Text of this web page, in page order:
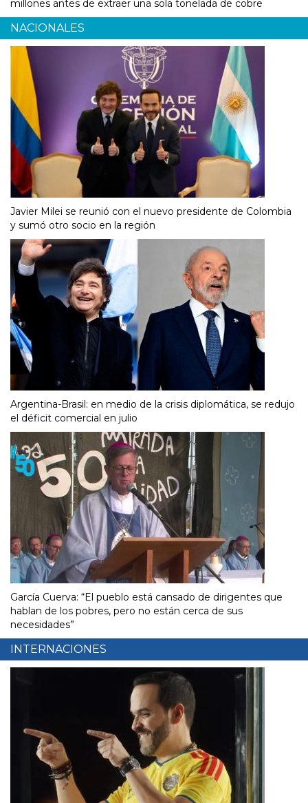
millones antes de extraer una sola tonelada de cobre
NACIONALES
Javier Milei se reunió con el nuevo presidente de Colombia
y sumó otro socio en la región
Argentina-Brasil: en medio de la crisis diplomática, se redujo
el déficit comercial en julio
García Cuerva: “El pueblo está cansado de dirigentes que
hablan de los pobres, pero no están cerca de sus
necesidades”
INTERNACIONES